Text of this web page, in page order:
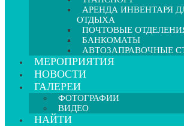
АРЕНДА ИНВЕНТАРЯ
ОТДЫХА
ПОЧТОВЫЕ
БАНКОМАТЫ
АВТОЗАПРАВОЧНЫЕ
МЕРОПРИЯТИЯ
НОВОСТИ
ГАЛЕРЕИ
ФОТОГРАФИИ
ВИДЕО
НАЙТИ